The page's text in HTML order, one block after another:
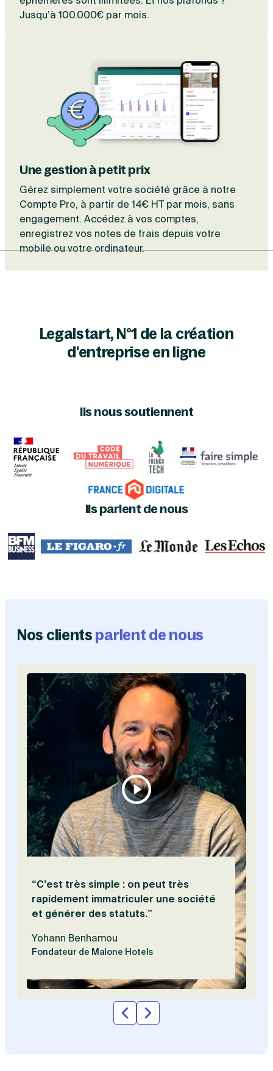
Jusqu’à 100.000€ par mois.
Une gestion à petit prix
Gérez simplement votre société grâce à notre
Compte Pro, à partir de 14€ HT par mois, sans
engagement. Accédez à vos comptes,
enregistrez vos notes de frais depuis votre
mobile ou votre ordinateur.
Legalstart, N°1 de la création
d'entreprise en ligne
Ils nous soutiennent
Ils parlent de nous
Nos clients parlent de nous
“C’est très simple : on peut très
rapidement immatriculer une société
et générer des statuts.”
Yohann Benhamou
Fondateur de Malone Hotels